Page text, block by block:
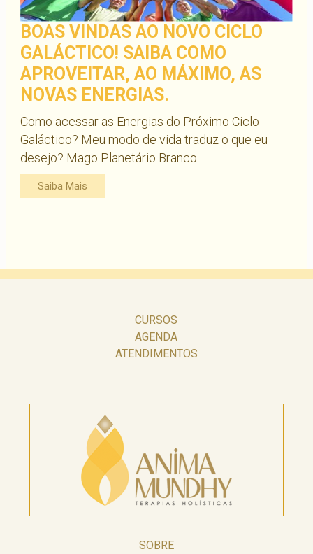
BOAS VINDAS AO NOVO CICLO
GALÁCTICO! SAIBA COMO
APROVEITAR, AO MÁXIMO, AS
NOVAS ENERGIAS.
Como acessar as Energias do Próximo Ciclo
Galáctico? Meu modo de vida traduz o que eu
desejo? Mago Planetário Branco.
Saiba Mais
CURSOS
AGENDA
ATENDIMENTOS
SOBRE